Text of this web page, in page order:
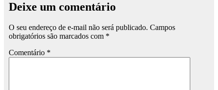
Deixe um comentário
O seu endereço de e-mail não será publicado. Campos
obrigatórios são marcados com *
Comentário *